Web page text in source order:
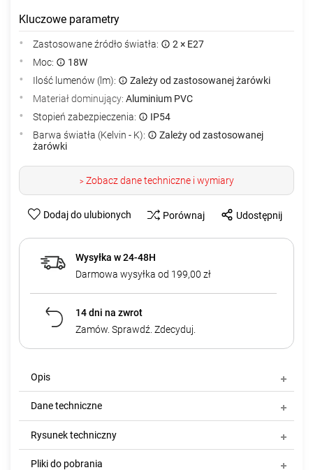
Kluczowe parametry
Zastosowane źródło światła:
2 × E27
Moc:
18W
Ilość lumenów (lm):
Zależy od zastosowanej żarówki
Materiał dominujący: Aluminium PVC
Stopień zabezpieczenia:
IP54
Barwa światła (Kelvin - K):
Zależy od zastosowanej
żarówki
>Zobacz dane techniczne i wymiary
Dodaj do ulubionych Porównaj Udostępnij
Wysyłka w 24-48H
Darmowa wysyłka od 199,00 zł
14 dni na zwrot
Zamów. Sprawdź. Zdecyduj.
Opis
Dane techniczne
Rysunek techniczny
Pliki do pobrania